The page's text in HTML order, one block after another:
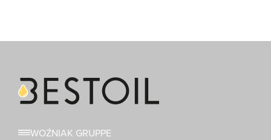
WOŹNIAK GRUPPE